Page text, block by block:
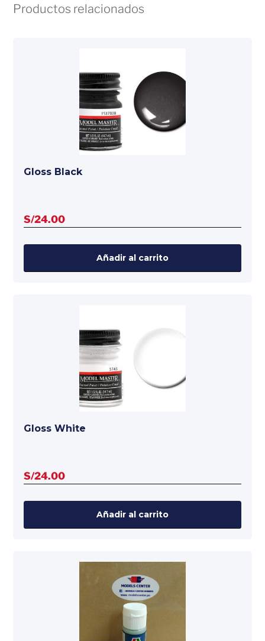
Productos relacionados
Gloss Black
S/24.00
Añadir al carrito
Gloss White
S/24.00
Añadir al carrito